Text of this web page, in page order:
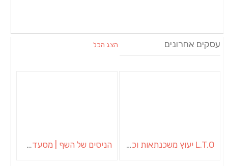
עסקים אחרונים הצג הכל
L.T.O יעוץ משכנתאות וכלכלת משפחה | יועץ משכנתאות באשכול הניסים של השף | מסעדת שף בבית | ארוחות גורמה